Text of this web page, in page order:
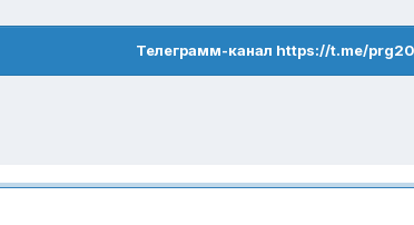
Телеграмм-канал https://t.me/